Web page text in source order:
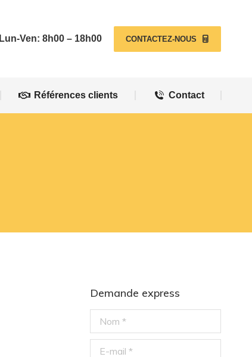
Lun-Ven: 8h00 – 18h00 CONTACTEZ-NOUS
Références clients Contact
Demande express
Nom *
E-mail *